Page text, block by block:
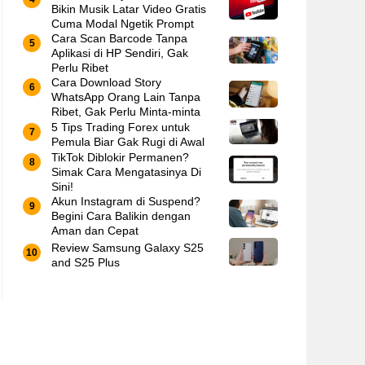
Bikin Musik Latar Video Gratis
Cuma Modal Ngetik Prompt
Cara Scan Barcode Tanpa
Aplikasi di HP Sendiri, Gak
Perlu Ribet
Cara Download Story
WhatsApp Orang Lain Tanpa
Ribet, Gak Perlu Minta-minta
5 Tips Trading Forex untuk
Pemula Biar Gak Rugi di Awal
TikTok Diblokir Permanen?
Simak Cara Mengatasinya Di
Sini!
Akun Instagram di Suspend?
Begini Cara Balikin dengan
Aman dan Cepat
Review Samsung Galaxy S25
and S25 Plus